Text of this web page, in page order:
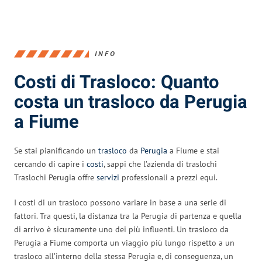
INFO
Costi di Trasloco: Quanto
costa un trasloco da Perugia
a Fiume
Se stai pianificando un trasloco da Perugia a Fiume e stai
cercando di capire i costi, sappi che l’azienda di traslochi
Traslochi Perugia offre servizi professionali a prezzi equi.
I costi di un trasloco possono variare in base a una serie di
fattori. Tra questi, la distanza tra la Perugia di partenza e quella
di arrivo è sicuramente uno dei più influenti. Un trasloco da
Perugia a Fiume comporta un viaggio più lungo rispetto a un
trasloco all’interno della stessa Perugia e, di conseguenza, un